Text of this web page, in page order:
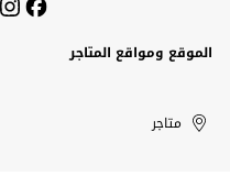
الموقع ومواقع المتاجر
United
Arab
Kuwait
الإمارات
العربية
الكويت
متاجر